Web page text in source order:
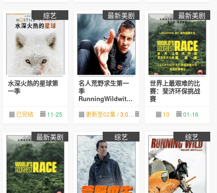
综艺
水深火热的星球第
一季
已完结 11-25
最新美剧
名人荒野求生第一
季
RunningWildwithBearGryllsSeason1
更新至02集/3.0 09-25
最新美剧
世界上最艰难的比
赛：斐济环保挑战
赛
10 01-16
最新美剧 综艺 综艺